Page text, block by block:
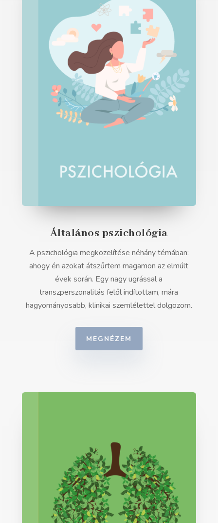
Általános pszichológia
A pszichológia megközelítése néhány témában:
ahogy én azokat átszűrtem magamon az elmúlt
évek során. Egy nagy ugrással a
transzperszonalitás felől indítottam, mára
hagyományosabb, klinikai szemlélettel dolgozom.
MEGNÉZEM